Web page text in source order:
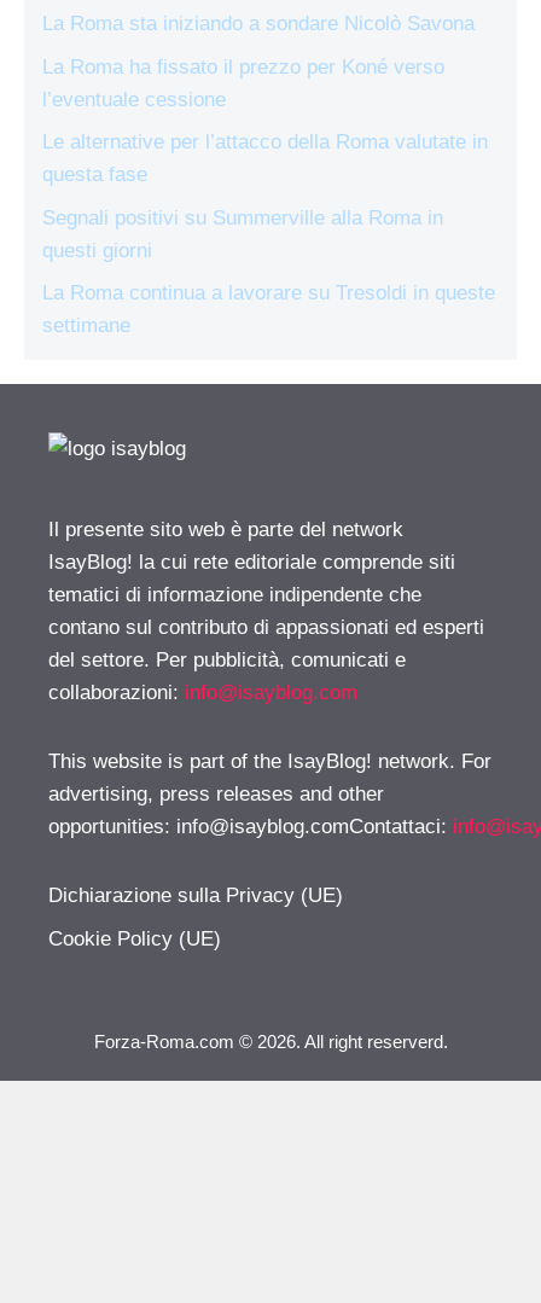
La Roma sta iniziando a sondare Nicolò Savona
La Roma ha fissato il prezzo per Koné verso
l’eventuale cessione
Le alternative per l’attacco della Roma valutate in
questa fase
Segnali positivi su Summerville alla Roma in
questi giorni
La Roma continua a lavorare su Tresoldi in queste
settimane
Il presente sito web è parte del network
IsayBlog! la cui rete editoriale comprende siti
tematici di informazione indipendente che
contano sul contributo di appassionati ed esperti
del settore. Per pubblicità, comunicati e
collaborazioni: info@isayblog.com
This website is part of the IsayBlog! network. For
advertising, press releases and other
opportunities: info@isayblog.comContattaci:
Dichiarazione sulla Privacy (UE)
Cookie Policy (UE)
Forza-Roma.com © 2026. All right reserverd.